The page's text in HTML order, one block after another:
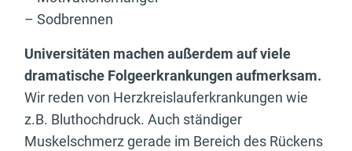
– Sodbrennen
Universitäten machen außerdem auf viele
dramatische Folgeerkrankungen aufmerksam.
Wir reden von Herzkreislauferkrankungen wie
z.B. Bluthochdruck. Auch ständiger
Muskelschmerz gerade im Bereich des Rückens